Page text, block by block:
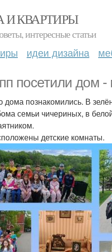
И КВАРТИРЫ
интересные статьи
идеи дизайна
посетили дом
дома познакомились. В
семьи чичериных, в
детские комнаты.